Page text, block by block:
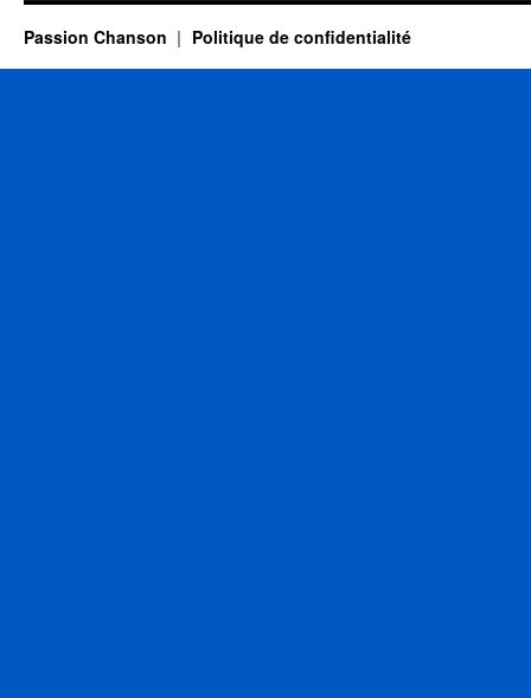
Passion Chanson Politique de confidentialité